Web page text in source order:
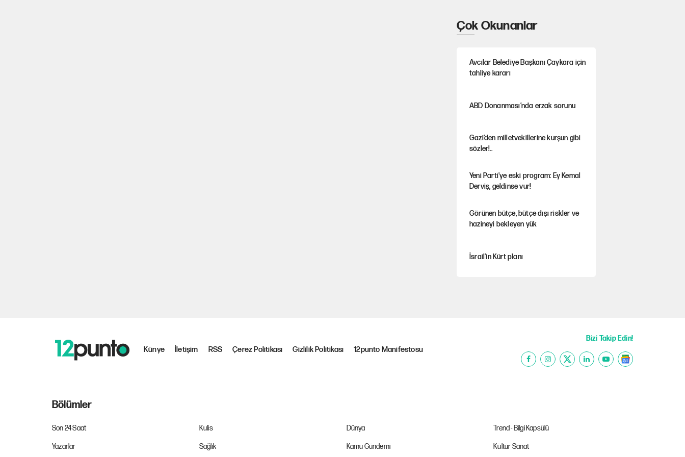
Çok Okunanlar
Avcılar Belediye Başkanı Çaykara için
tahliye kararı
ABD Donanması’nda erzak sorunu
Gazi’den milletvekillerine kurşun gibi
sözler!..
Yeni Parti'ye eski program: Ey Kemal
Derviş, geldinse vur!
Görünen bütçe, bütçe dışı riskler ve
hazineyi bekleyen yük
İsrail’in Kürt planı
CHP'li Kuşoğlu'ndan YENİ Parti ve
Künye İletişim RSS Çerez Politikası Gizlilik Politikası 12punto Manifestosu
Bizi Takip Edin!
Bölümler
Son 24 Saat Kulis Dünya Trend - Bilgi Kapsülü
Yazarlar Sağlık Kamu Gündemi Kültür Sanat